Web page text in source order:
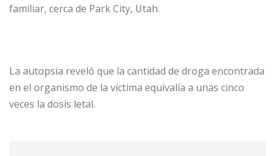
familiar, cerca de Park City, Utah.
La autopsia reveló que la cantidad de droga encontrada
en el organismo de la víctima equivalía a unas cinco
veces la dosis letal.